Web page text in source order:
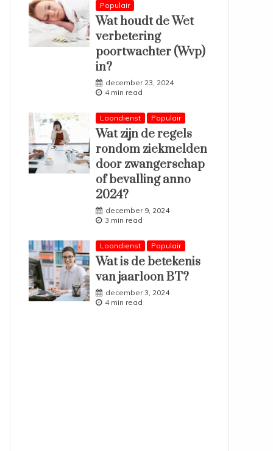
Populair
Wat houdt de Wet
verbetering
poortwachter (Wvp)
in?
december 23, 2024
4 min read
Loondienst Populair
Wat zijn de regels
rondom ziekmelden
door zwangerschap
of bevalling anno
2024?
december 9, 2024
3 min read
Loondienst Populair
Wat is de betekenis
van jaarloon BT?
december 3, 2024
4 min read